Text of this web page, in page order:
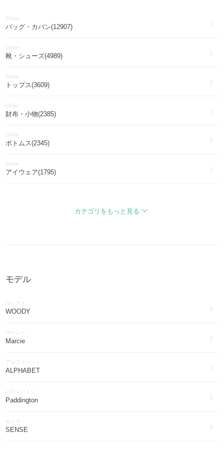
Chloe
バッグ・カバン(12907)
Chloe
靴・シューズ(4989)
Chloe
トップス(3609)
Chloe
財布・小物(2385)
Chloe
ボトムス(2345)
Chloe
アイウェア(1795)
Chloe
Chloe
Chloe
Chloe
その他ファッション(49)
Chloe
インナー・ルームウェア(35)
カテゴリをもっと見る
モデル
ウッディ
WOODY
マーシー
Marcie
アルファベット
ALPHABET
パディントン
Paddington
センス
SENSE